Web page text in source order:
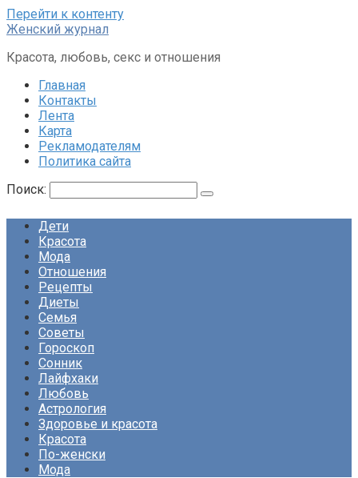
Перейти к контенту
Женский журнал
Красота, любовь, секс и отношения
Главная
Контакты
Лента
Карта
Рекламодателям
Политика сайта
Поиск:
Дети
Красота
Мода
Отношения
Рецепты
Диеты
Семья
Советы
Гороскоп
Сонник
Лайфхаки
Любовь
Астрология
Здоровье и красота
Красота
По-женски
Мода